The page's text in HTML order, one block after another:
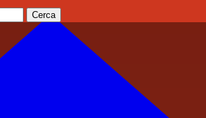
Cerca